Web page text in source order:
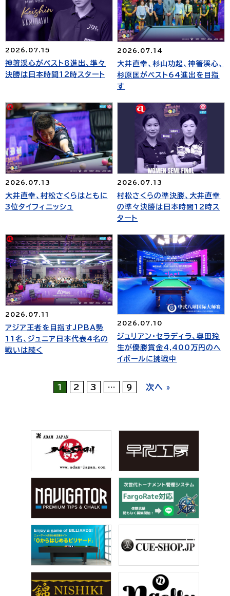
2026.07.15
神箸渓心がベスト8進出、準々
決勝は日本時間12時スタート
2026.07.14
大井直幸、杉山功起、神箸渓心、
杉原匡がベスト64進出を目指
す
2026.07.13
大井直幸、村松さくらはともに
3位タイフィニッシュ
2026.07.13
村松さくらの準決勝、大井直幸
の準々決勝は日本時間12時ス
タート
2026.07.11
アジア王者を目指すJPBA勢
11名、ジュニア日本代表4名の
戦いは続く
2026.07.10
ジュリアン・セラディラ、奥田玲
生が優勝賞金4,400万円のヘ
イボールに挑戦中
1 2 3 … 9 次へ »